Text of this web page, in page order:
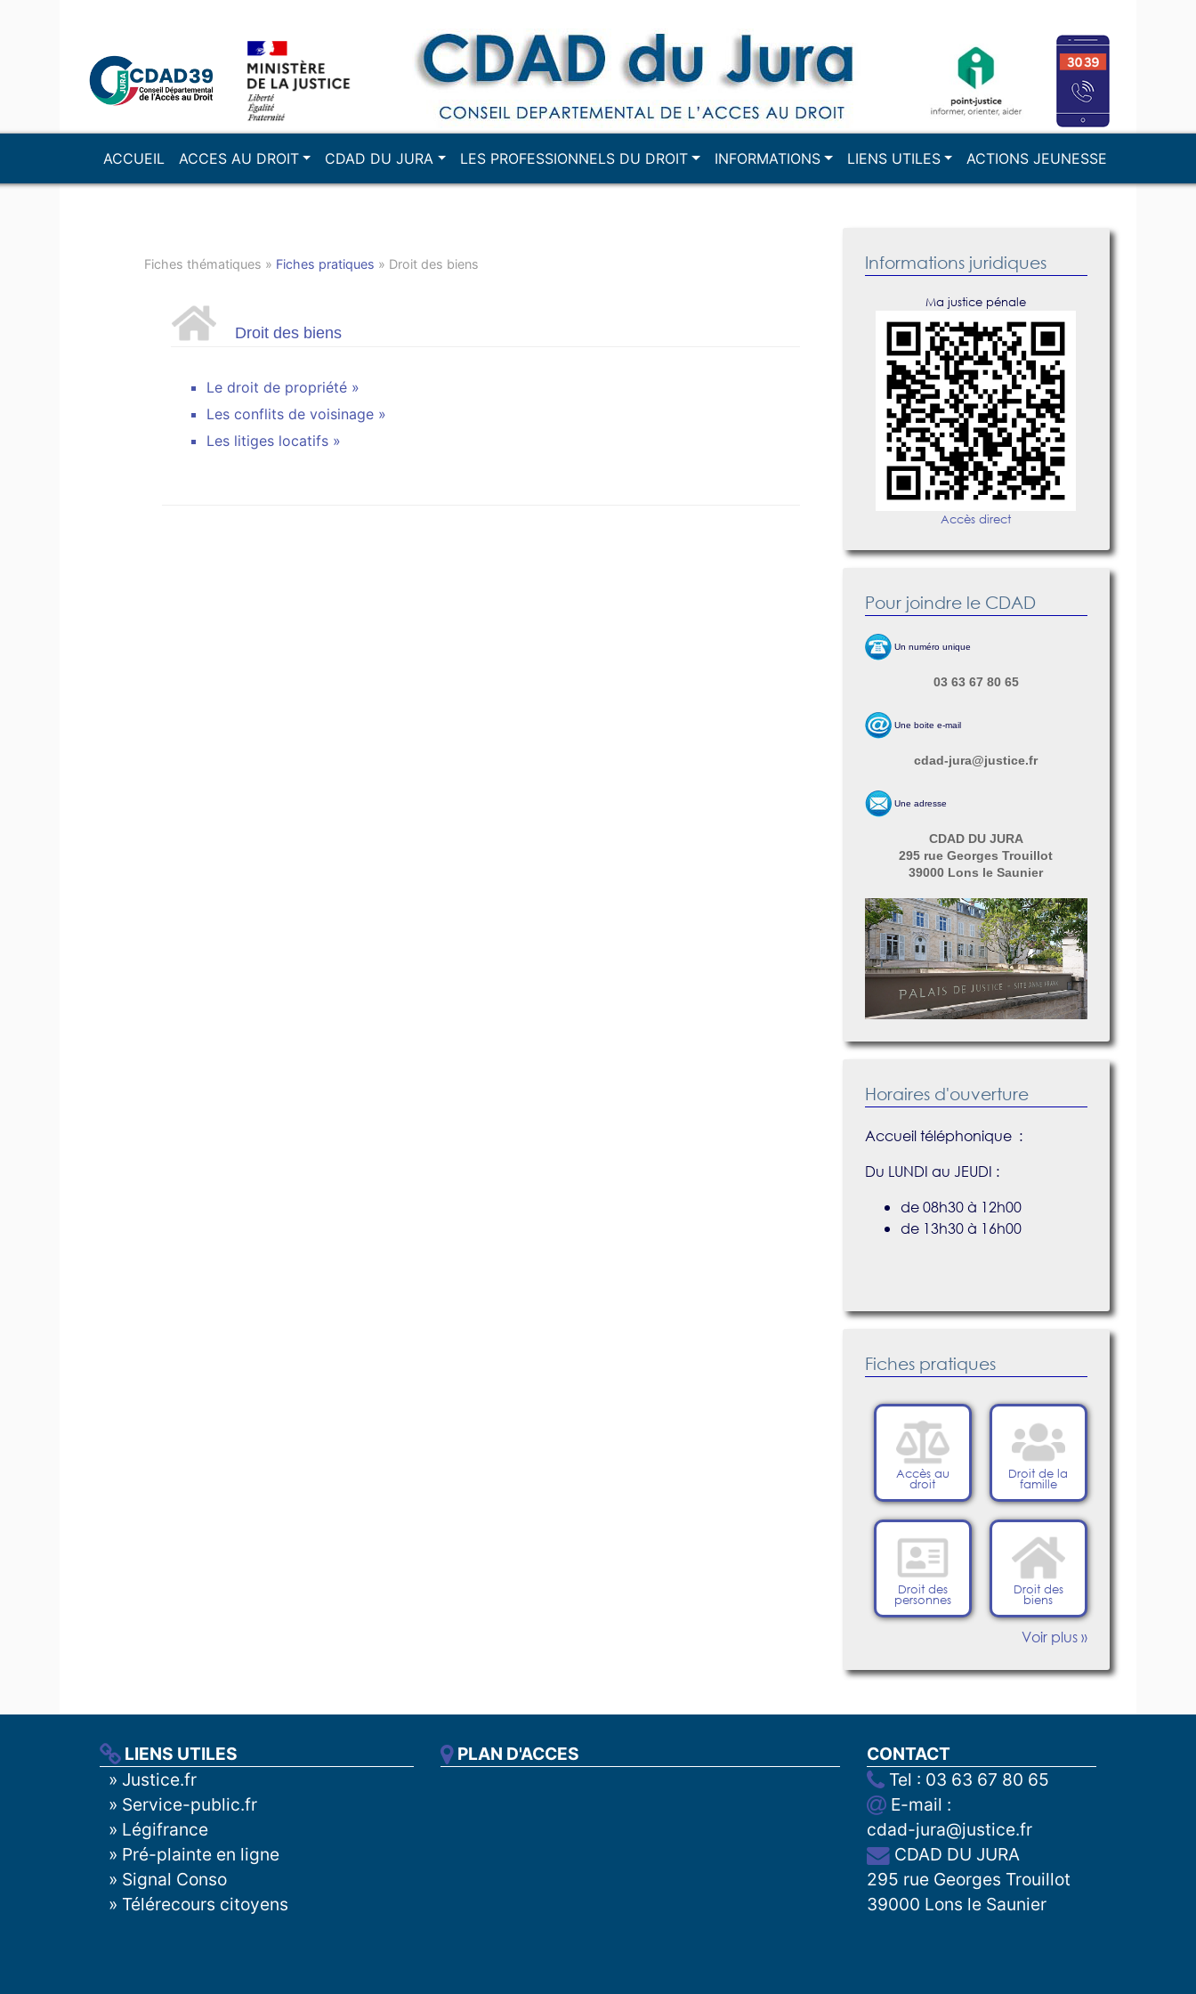
ACCUEIL ACCES AU DROIT CDAD DU JURA LES PROFESSIONNELS DU DROIT INFORMATIONS LIENS UTILES ACTIONS JEUNESSE
Fiches thématiques » Fiches pratiques » Droit des biens
Droit des biens
Le droit de propriété »
Les conflits de voisinage »
Les litiges locatifs »
Informations juridiques
Ma justice pénale
Accès direct
Pour joindre le CDAD
Un numéro unique
03 63 67 80 65
Une boite e-mail
cdad-jura@justice.fr
Une adresse
CDAD DU JURA
295 rue Georges Trouillot
39000 Lons le Saunier
Horaires d'ouverture
Accueil téléphonique :
Du LUNDI au JEUDI :
de 08h30 à 12h00
de 13h30 à 16h00
Fiches pratiques
Accès au
droit
Droit de la
famille
Droit des
personnes
Droit des
biens
Voir plus »
LIENS UTILES
» Justice.fr
» Service-public.fr
» Légifrance
» Pré-plainte en ligne
» Signal Conso
» Télérecours citoyens
PLAN D'ACCES
CONTACT
Tel : 03 63 67 80 65
E-mail :
cdad-jura@justice.fr
CDAD DU JURA
295 rue Georges Trouillot
39000 Lons le Saunier